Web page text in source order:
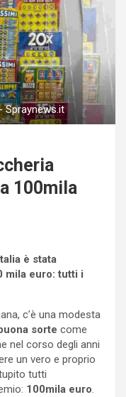
Spraynews.it
100mila
è stata
mila euro: tutti i
c’è una modesta
buona sorte come
nel corso degli anni
un vero e proprio
tutti
100mila euro.